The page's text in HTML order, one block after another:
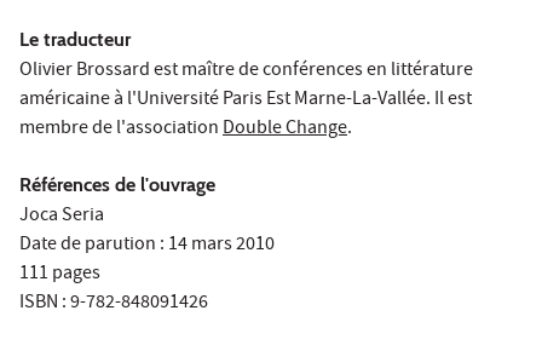
Le traducteur
Olivier Brossard est maître de conférences en littérature
américaine à l'Université Paris Est Marne-La-Vallée. Il est
membre de l'associationDouble Change.
Références de l'ouvrage
Joca Seria
Date de parution : 14 mars 2010
111 pages
ISBN : 9-782-848091426